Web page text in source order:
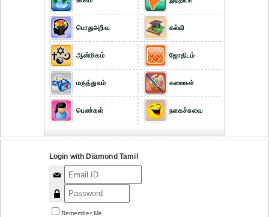
பொதுஅறிவு
ஆன்மிகம்
மருத்துவம்
பெண்கள்
கல்வி
ஜோதிடம்
கலைகள்
நகைச்சுவை
Login with Diamond Tamil
Remember Me